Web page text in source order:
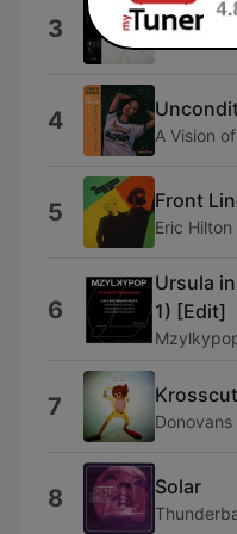
3 Nene
Eric Hilton
4 A Vision
5 Front
Eric Hilton
6
Ursula
1) [Edit]
7 Donovans
8 Solar